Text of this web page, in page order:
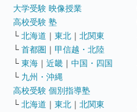
大学受験 映像授業
高校受験 塾
└ 北海道 ｜ 東北 ｜ 北関東
└ 首都圏 ｜ 甲信越・北陸
└ 東海 ｜ 近畿 ｜ 中国・四国
└ 九州・沖縄
高校受験 個別指導塾
└ 北海道 ｜ 東北 ｜ 北関東